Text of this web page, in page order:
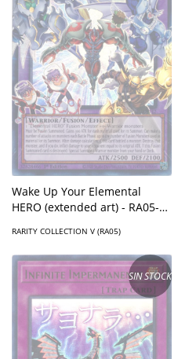
Wake Up Your Elemental
HERO (extended art) - RA05-
RARITY COLLECTION V (RA05)
SIN STOCK